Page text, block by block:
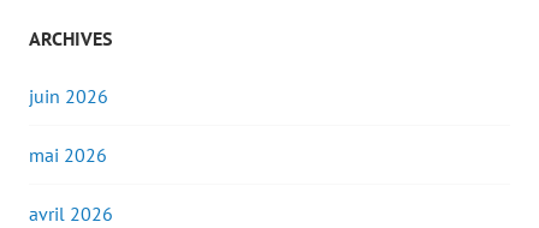
ARCHIVES
juin 2026
mai 2026
avril 2026